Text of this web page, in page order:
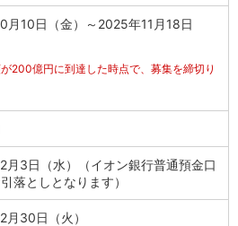
月10日（金）～2025年11月18日
200億円に到達した時点で、募集を締切り
月3日（水）（イオン銀行普通預金口
落としとなります）
月30日（火）